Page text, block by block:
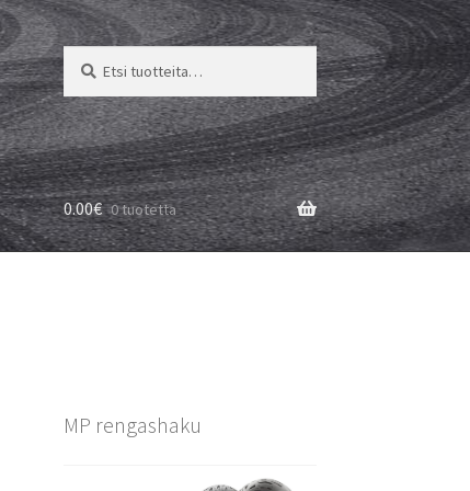
Etsi:
Haku
0.00€ 0 tuotetta
MP rengashaku